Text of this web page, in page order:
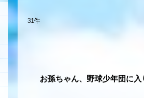
31件
お孫ちゃん、野球少年団に入